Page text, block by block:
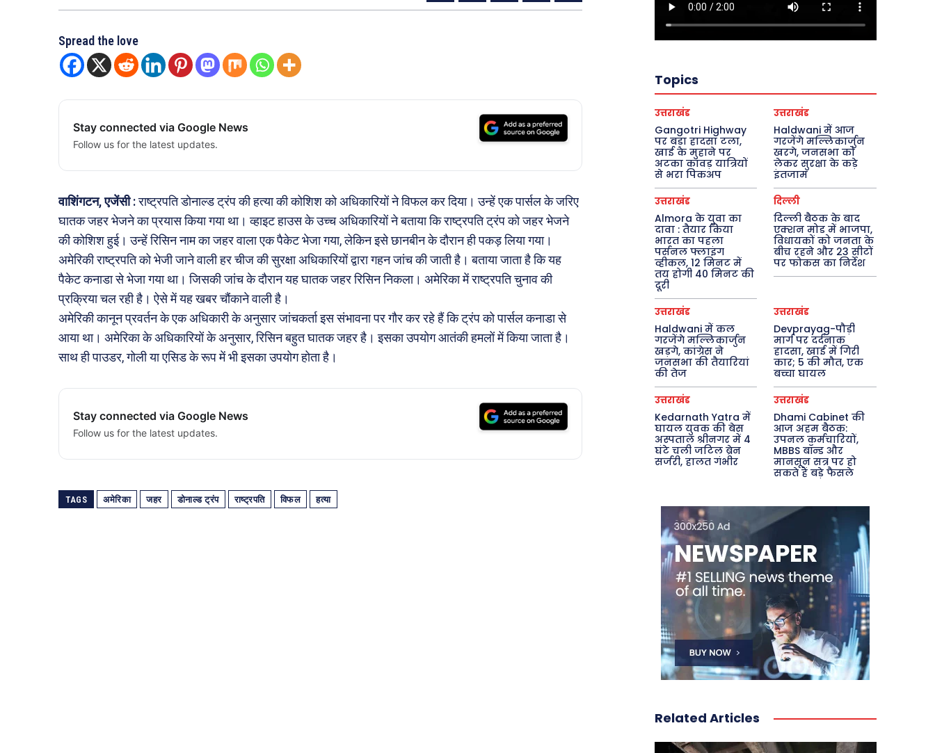
Spread the love
Stay connected via Google News
Follow us for the latest updates.
वाशिंगटन, एजेंसी :राष्ट्रपति डोनाल्ड ट्रंप की हत्या की कोशिश को अधिकारियों ने विफल कर दिया। उन्हें एक पार्सल के जरिए
घातक जहर भेजने का प्रयास किया गया था। व्हाइट हाउस के उच्च अधिकारियों ने बताया कि राष्ट्रपति ट्रंप को जहर भेजने
की कोशिश हुई। उन्हें रिसिन नाम का जहर वाला एक पैकेट भेजा गया, लेकिन इसे छानबीन के दौरान ही पकड़ लिया गया।
अमेरिकी राष्ट्रपति को भेजी जाने वाली हर चीज की सुरक्षा अधिकारियों द्वारा गहन जांच की जाती है। बताया जाता है कि यह
पैकेट कनाडा से भेजा गया था। जिसकी जांच के दौरान यह घातक जहर रिसिन निकला। अमेरिका में राष्ट्रपति चुनाव की
प्रक्रिया चल रही है। ऐसे में यह खबर चौंकाने वाली है।
अमेरिकी कानून प्रवर्तन के एक अधिकारी के अनुसार जांचकर्ता इस संभावना पर गौर कर रहे हैं कि ट्रंप को पार्सल कनाडा से
आया था। अमेरिका के अधिकारियों के अनुसार, रिसिन बहुत घातक जहर है। इसका उपयोग आतंकी हमलों में किया जाता है।
साथ ही पाउडर, गोली या एसिड के रूप में भी इसका उपयोग होता है।
Stay connected via Google News
Follow us for the latest updates.
TAGS अमेरिका जहर डोनाल्ड ट्रंप राष्ट्रपति विफल हत्या
Topics
उत्तराखंड
Gangotri Highway
पर बड़ा हादसा टला,
खाई के मुहाने पर
अटका कांवड़ यात्रियों
से भरा पिकअप
उत्तराखंड
Haldwani में आज
गरजेंगे मल्लिकार्जुन
खरगे, जनसभा को
लेकर सुरक्षा के कड़े
इंतजाम
उत्तराखंड
Almora के युवा का
दावा : तैयार किया
भारत का पहला
पर्सनल फ्लाइंग
व्हीकल, 12 मिनट में
तय होगी 40 मिनट की
दूरी
दिल्ली
दिल्ली बैठक के बाद
एक्शन मोड में भाजपा,
विधायकों को जनता के
बीच रहने और 23 सीटों
पर फोकस का निर्देश
उत्तराखंड
Haldwani में कल
गरजेंगे मल्लिकार्जुन
खड़गे, कांग्रेस ने
जनसभा की तैयारियां
की तेज
उत्तराखंड
Devprayag-पौड़ी
मार्ग पर दर्दनाक
हादसा, खाई में गिरी
कार; 5 की मौत, एक
बच्चा घायल
उत्तराखंड
Kedarnath Yatra में
घायल युवक की बेस
अस्पताल श्रीनगर में 4
घंटे चली जटिल ब्रेन
सर्जरी, हालत गंभीर
उत्तराखंड
Dhami Cabinet की
आज अहम बैठक:
उपनल कर्मचारियों,
MBBS बॉन्ड और
मानसून सत्र पर हो
सकते हैं बड़े फैसले
Related Articles